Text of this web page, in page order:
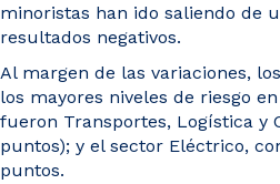
minoristas han ido saliendo de
resultados negativos.
Al margen de las variaciones,
los mayores niveles de riesgo
fueron Transportes, Logística y
puntos); y el sector Eléctrico,
puntos.